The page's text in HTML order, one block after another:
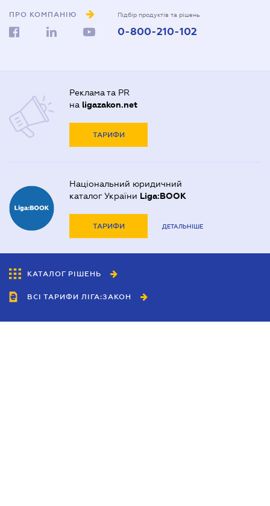
ПРО КОМПАНІЮ Підбір продуктів та рішень
0-800-210-102
Реклама та PR
на ligazakon.net
ТАРИФИ
Національний юридичний
каталог України Liga:BOOK
ТАРИФИ ДЕТАЛЬНІШЕ
КАТАЛОГ РІШЕНЬ
ВСІ ТАРИФИ ЛІГА:ЗАКОН